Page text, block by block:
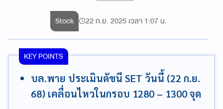
Stock 22 ก.ย. 2025 เวลา 1:07 น.
KEY POINTS
บล.พาย ประเมินดัชนี SET วันนี้ (22 ก.ย.
68) เคลื่อนไหวในกรอบ 1280 – 1300 จุด